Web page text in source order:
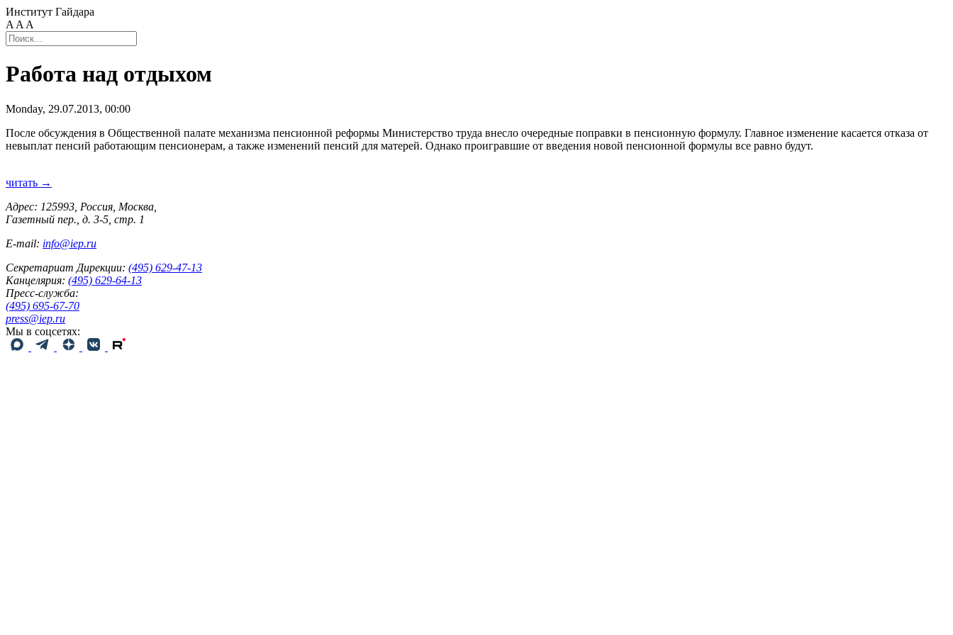
Институт Гайдара
A A A
Работа над отдыхом
Monday, 29.07.2013, 00:00
После обсуждения в Общественной палате механизма пенсионной реформы Министерство труда внесло очередные поправки в пенсионную формулу. Главное изменение касается отказа от
невыплат пенсий работающим пенсионерам, а также изменений пенсий для матерей. Однако проигравшие от введения новой пенсионной формулы все равно будут.
читать →
Адрес: 125993, Россия, Москва,
Газетный пер., д. 3-5, стр. 1
E-mail: info@iep.ru
Секретариат Дирекции: (495) 629-47-13
Канцелярия: (495) 629-64-13
Пресс-служба:
(495) 695-67-70
press@iep.ru
Мы в соцсетях: